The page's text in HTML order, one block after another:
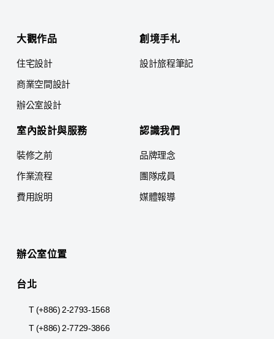
大觀作品
住宅設計
商業空間設計
辦公室設計
創境手札
設計旅程筆記
室內設計與服務
裝修之前
作業流程
費用說明
認識我們
品牌理念
團隊成員
媒體報導
辦公室位置
台北
T (+886) 2-2793-1568
T (+886) 2-7729-3866